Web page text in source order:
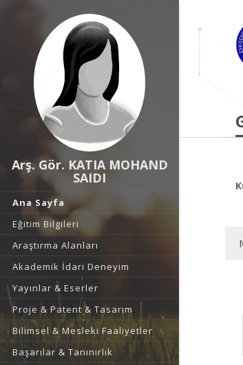
Arş. Gör. KATIA MOHAND
SAIDI
Ana Sayfa
Eğitim Bilgileri
Araştırma Alanları
Akademik İdari Deneyim
Yayınlar & Eserler
Proje & Patent & Tasarım
Bilimsel & Mesleki Faaliyetler
Başarılar & Tanınırlık